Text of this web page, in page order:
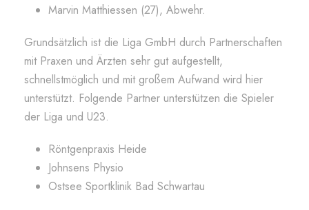
Marvin Matthiessen (27), Abwehr.
Grundsätzlich ist die Liga GmbH durch Partnerschaften
mit Praxen und Ärzten sehr gut aufgestellt,
schnellstmöglich und mit großem Aufwand wird hier
unterstützt. Folgende Partner unterstützen die Spieler
der Liga und U23.
Röntgenpraxis Heide
Johnsens Physio
Ostsee Sportklinik Bad Schwartau